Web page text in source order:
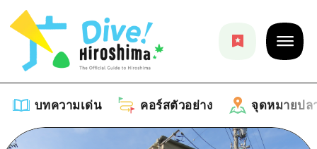
บทความเด่น คอร์สตัวอย่าง จุดหมายปล